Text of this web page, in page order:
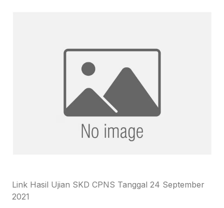
Link Hasil Ujian SKD CPNS Tanggal 24 September
2021